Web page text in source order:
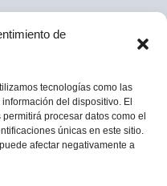
de
tecnologías como las
del dispositivo. El
procesar datos como el
únicas en este sitio.
afectar negativamente a
15820 Santiago de
607 439 343